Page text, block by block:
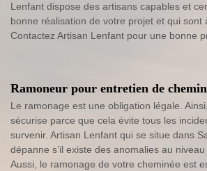
Lenfant dispose des artisans capables et
bonne réalisation de votre projet et qui sont
Contactez Artisan Lenfant pour une bonne
Ramoneur pour entretien de
Le ramonage est une obligation légale.
sécurise parce que cela évite tous les
survenir. Artisan Lenfant qui se situe dans
dépanne s’il existe des anomalies au
Aussi, le ramonage de votre cheminée est